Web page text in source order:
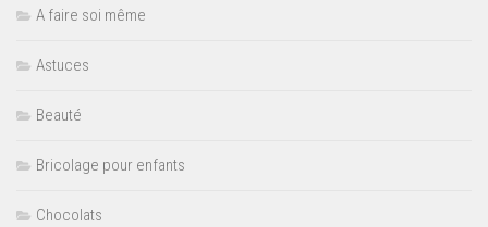
A faire soi même
Astuces
Beauté
Bricolage pour enfants
Chocolats